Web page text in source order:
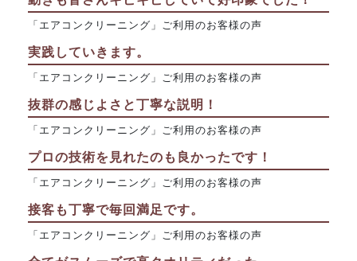
「エアコンクリーニング」ご利用のお客様の声
実践していきます。
「エアコンクリーニング」ご利用のお客様の声
抜群の感じよさと丁寧な説明！
「エアコンクリーニング」ご利用のお客様の声
プロの技術を見れたのも良かったです！
「エアコンクリーニング」ご利用のお客様の声
接客も丁寧で毎回満足です。
「エアコンクリーニング」ご利用のお客様の声